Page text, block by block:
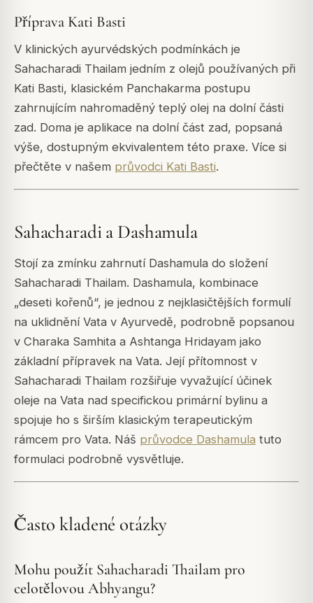
Příprava Kati Basti
V klinických ayurvédských podmínkách je
Sahacharadi Thailam jedním z olejů používaných při
Kati Basti, klasickém Panchakarma postupu
zahrnujícím nahromaděný teplý olej na dolní části
zad. Doma je aplikace na dolní část zad, popsaná
výše, dostupným ekvivalentem této praxe. Více si
přečtěte v našem průvodci Kati Basti.
Sahacharadi a Dashamula
Stojí za zmínku zahrnutí Dashamula do složení
Sahacharadi Thailam. Dashamula, kombinace
„deseti kořenů“, je jednou z nejklasičtějších formulí
na uklidnění Vata v Ayurvedě, podrobně popsanou
v Charaka Samhita a Ashtanga Hridayam jako
základní přípravek na Vata. Její přítomnost v
Sahacharadi Thailam rozšiřuje vyvažující účinek
oleje na Vata nad specifickou primární bylinu a
spojuje ho s širším klasickým terapeutickým
rámcem pro Vata. Náš průvodce Dashamula tuto
formulaci podrobně vysvětluje.
Často kladené otázky
Mohu použít Sahacharadi Thailam pro
celotělovou Abhyangu?